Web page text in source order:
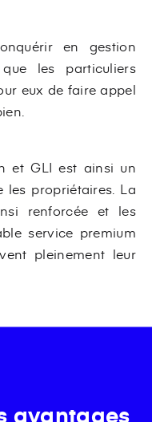
en gestion
les particuliers
eux de faire appel
et GLI est ainsi un
les propriétaires. La
renforcée et les
service premium
pleinement leur
avantages